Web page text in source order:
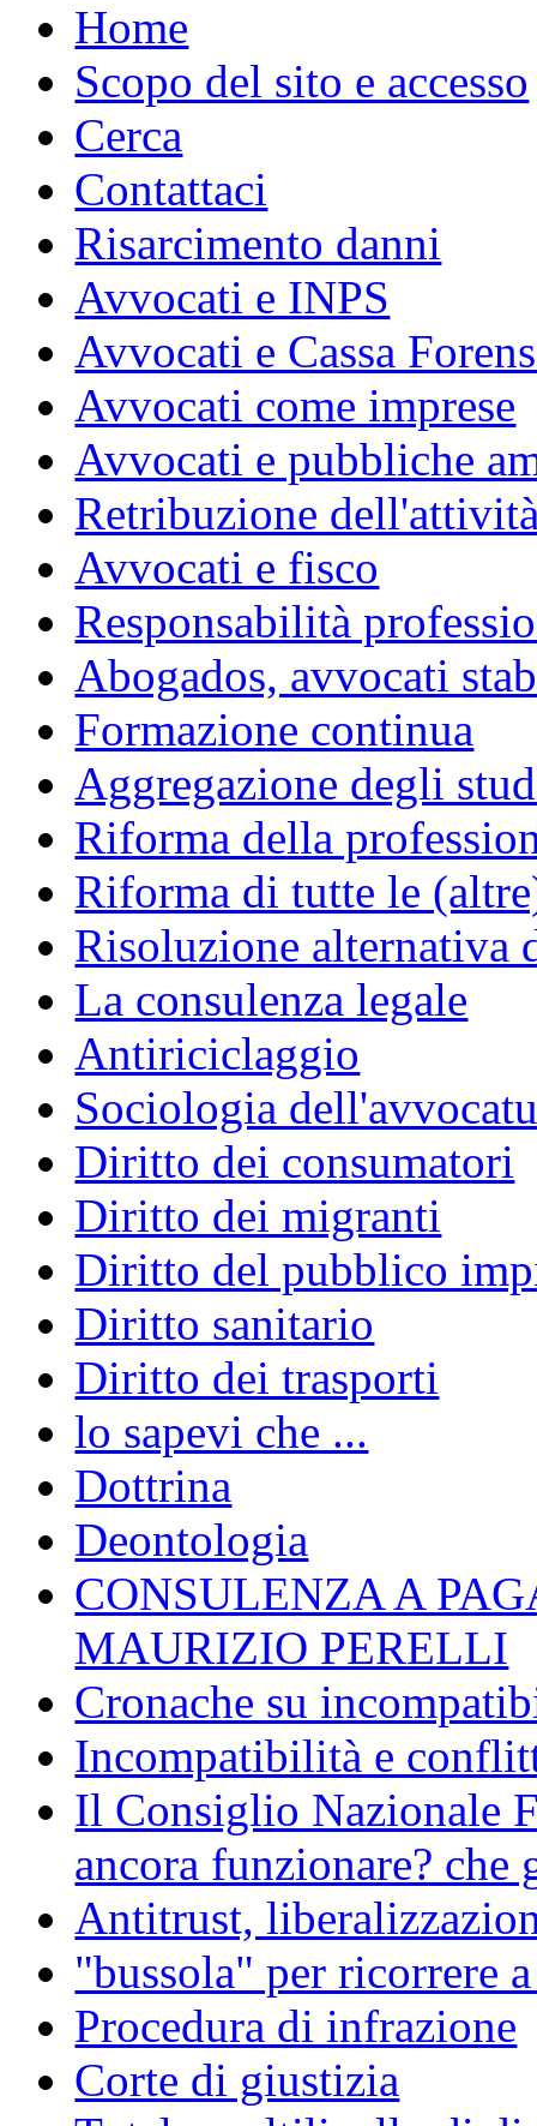
Home
Scopo del sito e accesso
Cerca
Contattaci
Risarcimento danni
Avvocati e INPS
Avvocati e Cassa
Avvocati come imprese
Avvocati e pubbliche
Retribuzione
Avvocati e fisco
Responsabilità
Abogados, avvocati
Formazione continua
Aggregazione degli
Riforma della
Riforma di tutte le
Risoluzione alternativa
La consulenza legale
Antiriciclaggio
Sociologia
Diritto dei consumatori
Diritto dei migranti
Diritto del pubblico
Diritto sanitario
Diritto dei trasporti
lo sapevi che ...
Dottrina
Deontologia
CONSULENZA A
MAURIZIO PERELLI
Cronache su
Incompatibilità e
Il Consiglio Nazionale
ancora funzionare? che
Antitrust,
"bussola" per ricorrere
Procedura di infrazione
Corte di giustizia